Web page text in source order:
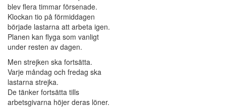
blev flera timmar försenade.
Klockan tio på förmiddagen
började lastarna att arbeta igen.
Planen kan flyga som vanligt
under resten av dagen.
Men strejken ska fortsätta.
Varje måndag och fredag ska
lastarna strejka.
De tänker fortsätta tills
arbetsgivarna höjer deras löner.